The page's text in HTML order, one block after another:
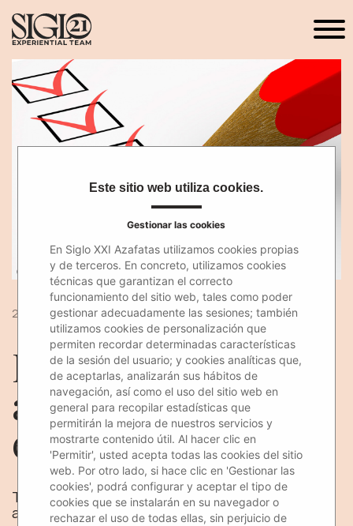
28 May 2018
La importancia de
acreditar en tu
evento con azafatas
Te contamos cómo elegir al mejor personal que
ayude a la acreditación en tu evento.
Este sitio web utiliza cookies.
Gestionar las cookies
En Siglo XXI Azafatas utilizamos cookies propias
y de terceros. En concreto, utilizamos cookies
técnicas que garantizan el correcto
funcionamiento del sitio web, tales como poder
gestionar adecuadamente las sesiones; también
utilizamos cookies de personalización que
permiten recordar determinadas características
de la sesión del usuario; y cookies analíticas que,
de aceptarlas, analizarán sus hábitos de
navegación, así como el uso del sitio web en
general para recopilar estadísticas que
permitirán la mejora de nuestros servicios y
mostrarte contenido útil. Al hacer clic en
'Permitir', usted acepta todas las cookies del sitio
web. Por otro lado, si hace clic en 'Gestionar las
cookies', podrá configurar y aceptar el tipo de
cookies que se instalarán en su navegador o
rechazar el uso de todas ellas, sin perjuicio de